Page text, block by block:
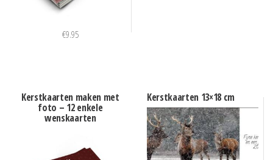
€9.95
Kerstkaarten maken met
foto – 12 enkele
wenskaarten
Kerstkaarten 13×18 cm